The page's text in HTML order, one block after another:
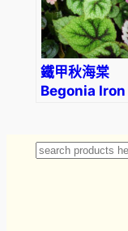
鐵甲秋海棠
Begonia Iron
Masoniana)
Search